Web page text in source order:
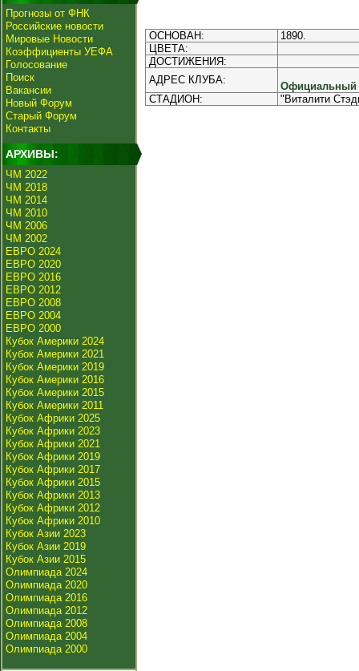
Прогнозы от ФНК
Российские новости
Мировые Новости
Коэффициенты УЕФА
Голосование
Поиск
Вакансии
Новый Форум
Старый Форум
Контакты
АРХИВЫ:
ЧМ 2022
ЧМ 2018
ЧМ 2014
ЧМ 2010
ЧМ 2006
ЧМ 2002
ЕВРО 2024
ЕВРО 2020
ЕВРО 2016
ЕВРО 2012
ЕВРО 2008
ЕВРО 2004
ЕВРО 2000
Кубок Америки 2024
Кубок Америки 2021
Кубок Америки 2019
Кубок Америки 2016
Кубок Америки 2015
Кубок Америки 2011
Кубок Африки 2025
Кубок Африки 2023
Кубок Африки 2021
Кубок Африки 2019
Кубок Африки 2017
Кубок Африки 2015
Кубок Африки 2013
Кубок Африки 2012
Кубок Африки 2010
Кубок Азии 2023
Кубок Азии 2019
Кубок Азии 2015
Олимпиада 2024
Олимпиада 2020
Олимпиада 2016
Олимпиада 2012
Олимпиада 2008
Олимпиада 2004
Олимпиада 2000
ОСНОВАН:
1890.
ЦВЕТА:
ДОСТИЖЕНИЯ:
АДРЕС КЛУБА:
Официальный
СТАДИОН:
"Виталити